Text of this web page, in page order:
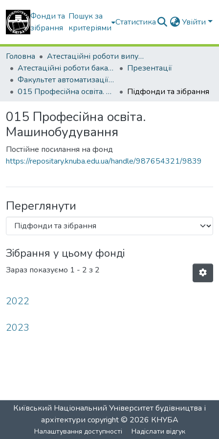
Фонди та
зібрання
Пошук за
критеріями
Статистика Увійти
Головна
Атестаційні роботи випускників
Атестаційні роботи бакалаврів
Презентації
Факультет автоматизації і інформаційних технологій
015 Професійна освіта. Машинобудування
Підфонди та зібрання
015 Професійна освіта.
Машинобудування
Постійне посилання на фонд
https://repositary.knuba.edu.ua/handle/987654321/9839
Переглянути
Зібрання у цьому фонді
Зараз показуємо 1 - 2 з 2
2022
2023
Київський Національний Університет будівництва і
архітектури copyright © 2026 КНУБА
Налаштування доступності Надіслати відгук